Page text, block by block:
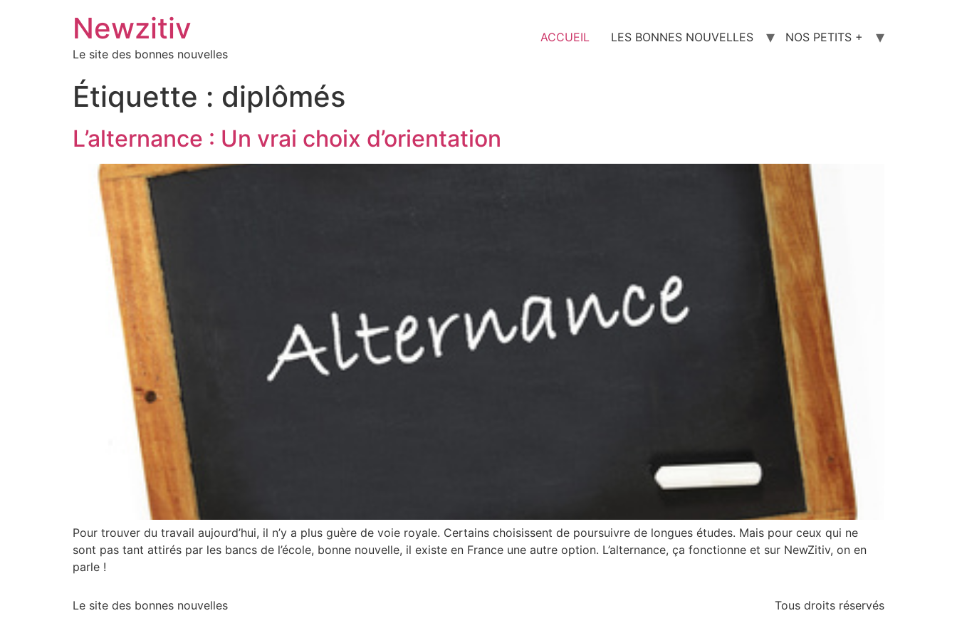
Newzitiv
Le site des bonnes nouvelles
ACCUEIL LES BONNES NOUVELLES NOS PETITS +
Étiquette : diplômés
L’alternance : Un vrai choix d’orientation
Pour trouver du travail aujourd’hui, il n’y a plus guère de voie royale. Certains choisissent de poursuivre de longues études. Mais pour ceux qui ne
sont pas tant attirés par les bancs de l’école, bonne nouvelle, il existe en France une autre option. L’alternance, ça fonctionne et sur NewZitiv, on en
parle !
Le site des bonnes nouvelles Tous droits réservés